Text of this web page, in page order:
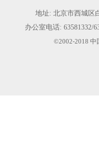
地址: 北京市西城区
办公室电话: 63581332/
©2002-2018